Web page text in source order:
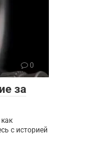
0
за
с историей